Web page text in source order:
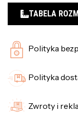
TABELA
Polityka
Polityka
Zwroty i